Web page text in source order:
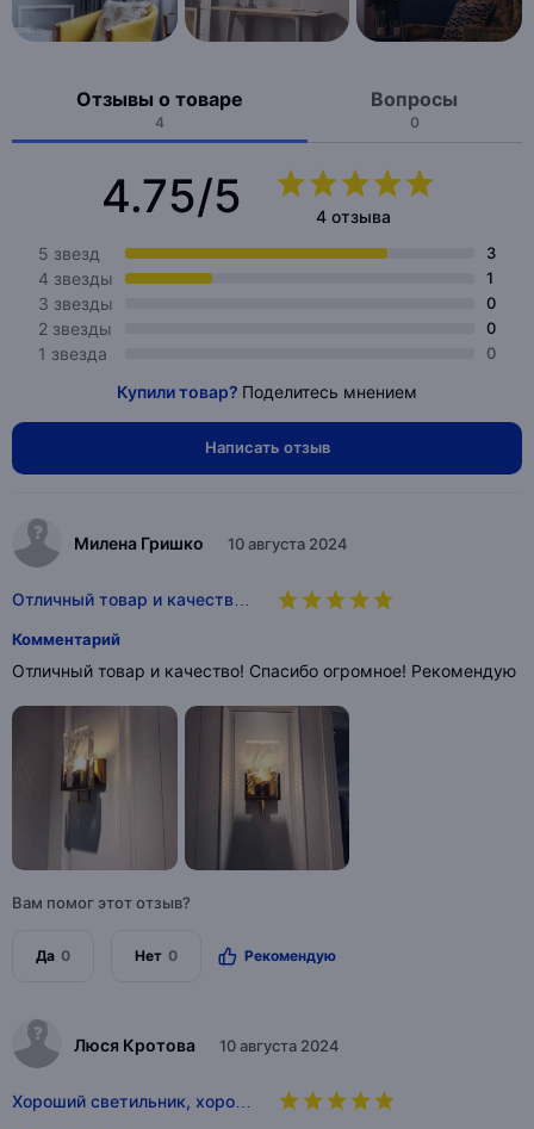
Отзывы о товаре
4
Вопросы
0
4.75/5
4 отзыва
5 звезд
3
4 звезды 1
3 звезды 0
2 звезды 0
1 звезда 0
Купили товар? Поделитесь мнением
Написать отзыв
Милена Гришко 10 августа 2024
Отличный товар и качеств…
Комментарий
Отличный товар и качество! Спасибо огромное! Рекомендую
Вам помог этот отзыв?
Да 0 Нет 0 Рекомендую
Люся Кротова 10 августа 2024
Хороший светильник, хоро…